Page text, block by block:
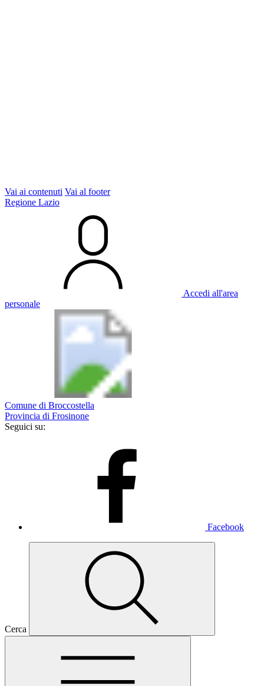
Vai ai contenuti Vai al footer
Regione Lazio
Accedi all'area
personale
Comune di Broccostella
Provincia di Frosinone
Seguici su:
Facebook
Cerca